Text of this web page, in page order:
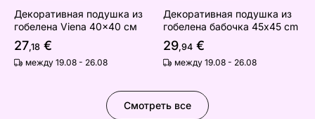
Декоративная подушка из
гобелена Viena 40x40 см
27,18 €
между 19.08 - 26.08
Декоративная подушка из
гобелена бабочка 45x45 cm
29,94 €
между 19.08 - 26.08
Смотреть все